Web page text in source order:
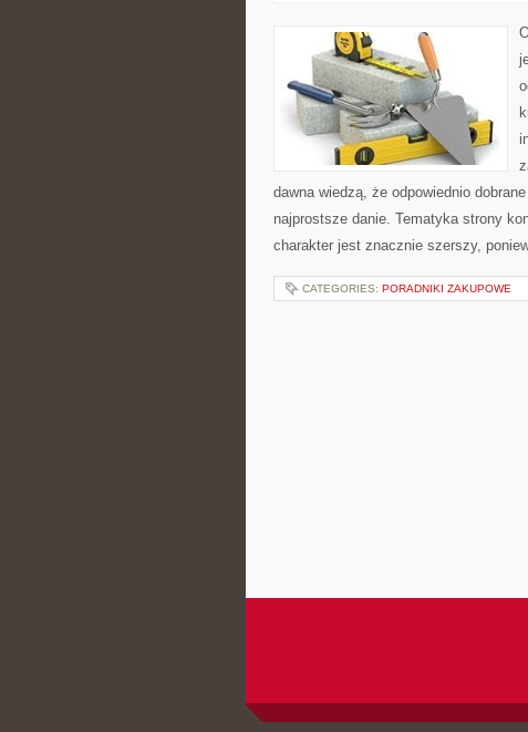
dawna wiedzą, że odpowiednio
najprostsze danie. Tematyka strony
charakter jest znacznie szerszy,
CATEGORIES: PORADNIKI ZAKUPOWE